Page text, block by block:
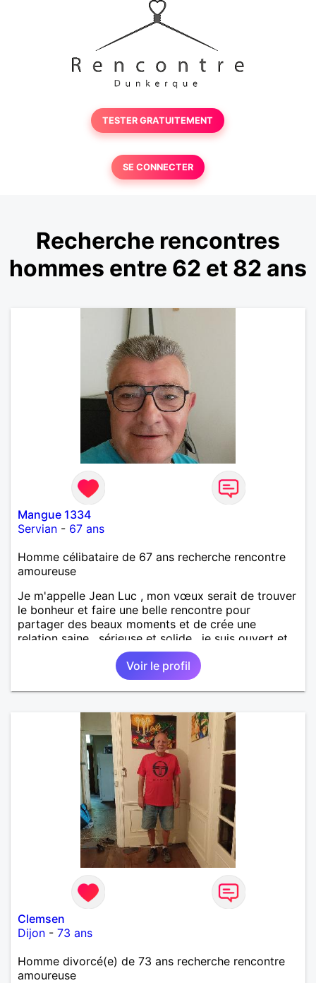
TESTER GRATUITEMENT
SE CONNECTER
Recherche rencontres
hommes entre 62 et 82 ans
Mangue 1334
Servian - 67 ans
Homme célibataire de 67 ans recherche rencontre
amoureuse
Je m'appelle Jean Luc , mon vœux serait de trouver
le bonheur et faire une belle rencontre pour
partager des beaux moments et de crée une
relation saine , sérieuse et solide , je suis ouvert et
Voir le profil
Clemsen
Dijon - 73 ans
Homme divorcé(e) de 73 ans recherche rencontre
amoureuse